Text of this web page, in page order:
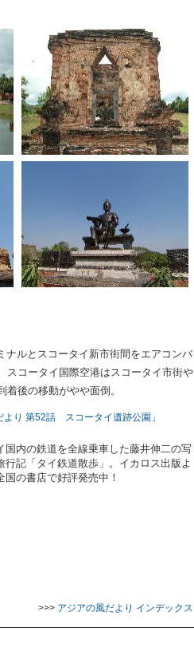
ナルとスコータイ新市街間をエアコンバ
スコータイ国際空港はスコータイ市街や
後の移動がやや面倒。
より 第52話 スコータイ遺跡公園」
国内の鉄道を全線乗車した藤井伸二の写
行記「タイ鉄道散歩」。イカロス出版よ
国の書店で好評発売中！
>>> アジアの風だより インデックス